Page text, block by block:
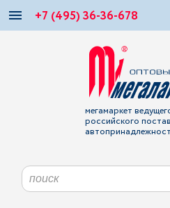
+7 (495) 36-36-678
мегамаркет
российского